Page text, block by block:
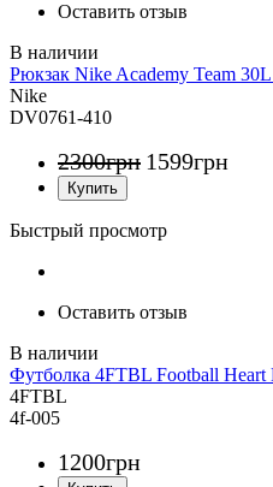
Оставить отзыв
Рюкзак Nike Academy Team
Nike
DV0761-410
2300грн 1599грн
Быстрый просмотр
Оставить отзыв
Футболка 4FTBL Football Heart
4FTBL
4f-005
1200грн